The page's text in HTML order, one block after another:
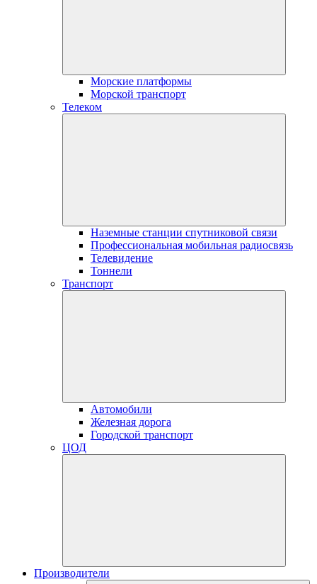
Морские платформы
Морской транспорт
Телеком
Наземные станции спутниковой связи
Профессиональная мобильная радиосвязь
Телевидение
Тоннели
Транспорт
Автомобили
Железная дорога
Городской транспорт
ЦОД
Производители